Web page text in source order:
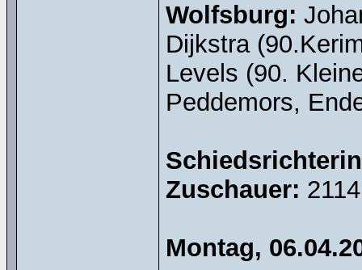
Wolfsburg:
Dijkstra
Levels (90.
Peddemors,
Zuschauer: 2114
Montag,